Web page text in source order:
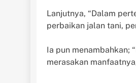
Lanjutnya, “Dalam
perbaikan jalan tani,
Ia pun menambahkan;
merasakan